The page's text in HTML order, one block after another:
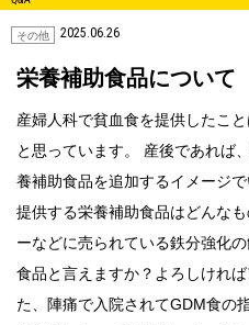
その他 2025.06.26
栄養補助食品について
産婦人科で貧血食を提供したこ
と思っています。 産後であれば
養補助食品を追加するイメージ
提供する栄養補助食品はどんな
ーなどに売られている鉄分強化
食品と言えますか？よろしけれ
た、陣痛で入院されてGDM食の